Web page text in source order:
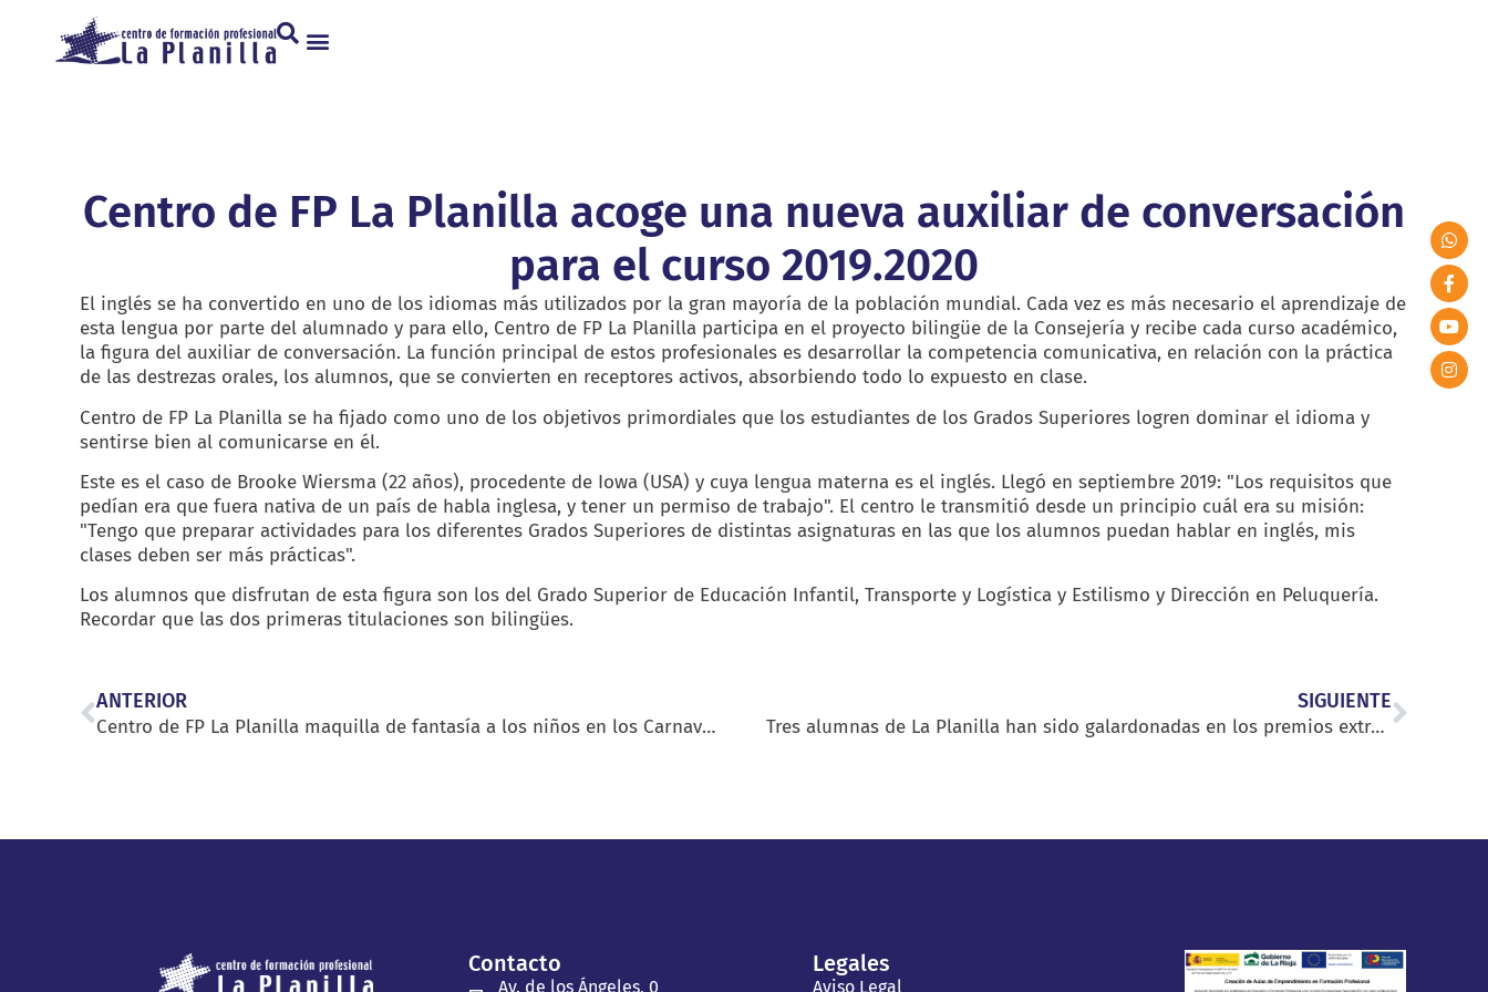
Centro de FP La Planilla acoge una nueva auxiliar de conversación
para el curso 2019.2020
El inglés se ha convertido en uno de los idiomas más utilizados por la gran mayoría de la población mundial. Cada vez es más necesario el aprendizaje de
esta lengua por parte del alumnado y para ello, Centro de FP La Planilla participa en el proyecto bilingüe de la Consejería y recibe cada curso académico,
la figura del auxiliar de conversación. La función principal de estos profesionales es desarrollar la competencia comunicativa, en relación con la práctica
de las destrezas orales, los alumnos, que se convierten en receptores activos, absorbiendo todo lo expuesto en clase.
Centro de FP La Planilla se ha fijado como uno de los objetivos primordiales que los estudiantes de los Grados Superiores logren dominar el idioma y
sentirse bien al comunicarse en él.
Este es el caso de Brooke Wiersma (22 años), procedente de Iowa (USA) y cuya lengua materna es el inglés. Llegó en septiembre 2019: "Los requisitos que
pedían era que fuera nativa de un país de habla inglesa, y tener un permiso de trabajo". El centro le transmitió desde un principio cuál era su misión:
"Tengo que preparar actividades para los diferentes Grados Superiores de distintas asignaturas en las que los alumnos puedan hablar en inglés, mis
clases deben ser más prácticas".
Los alumnos que disfrutan de esta figura son los del Grado Superior de Educación Infantil, Transporte y Logística y Estilismo y Dirección en Peluquería.
Recordar que las dos primeras titulaciones son bilingües.
ANTERIOR
Centro de FP La Planilla maquilla de fantasía a los niños en los Carnavales 2019
SIGUIENTE
Tres alumnas de La Planilla han sido galardonadas en los premios extraordinarios de Formación Profesional correspondientes al curso 18/19 otorgados por el Gobierno de La Rioja
Contacto
Av. de los Ángeles, 0
Legales
Aviso Legal